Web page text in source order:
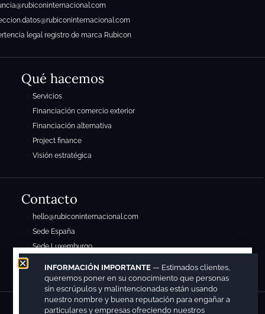
legal registro de marca Rubicon
Qué hacemos
Servicios
Financiación comercio exterior
Financiación alternativa
Project finance
Visión estratégica
Contacto
hello@rubiconinternacional.com
Sede España
Sede Luxemburgo
INFORMACIÓN IMPORTANTE — Estimados clientes,
queremos poner en su conocimiento que personas
sin escrúpulos y malintencionadas están usando
nuestro nombre y buena reputación para engañar a
particulares y empresas ofreciendo nuestros